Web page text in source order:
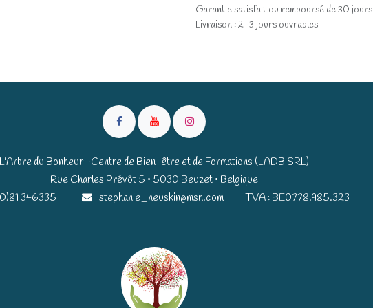
Garantie satisfait ou remboursé de 30 jours
Livraison : 2-3 jours ouvrables
L'Arbre du Bonheur -Centre de Bien-être et de Formations (LADB SRL)
Rue Charles Prévôt 5 • 5030 Beuzet • Belgique​​
346335
stephanie_heuskin@msn.com TVA : BE0778.985.323